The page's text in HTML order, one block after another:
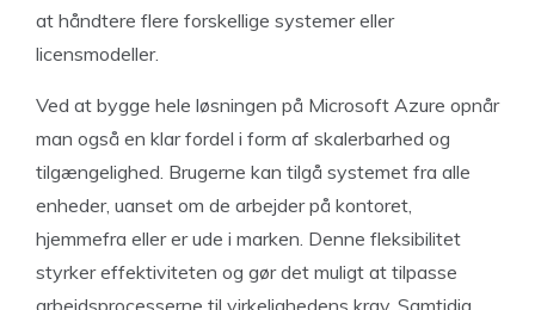
at håndtere flere forskellige systemer eller
licensmodeller.
Ved at bygge hele løsningen på Microsoft Azure opnår
man også en klar fordel i form af skalerbarhed og
tilgængelighed. Brugerne kan tilgå systemet fra alle
enheder, uanset om de arbejder på kontoret,
hjemmefra eller er ude i marken. Denne fleksibilitet
styrker effektiviteten og gør det muligt at tilpasse
arbejdsprocesserne til virkelighedens krav. Samtidig